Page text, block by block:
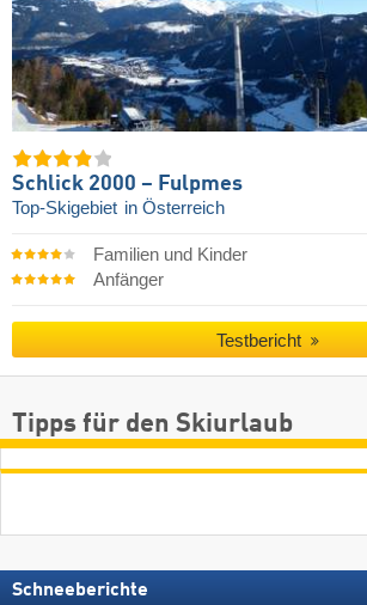
Schlick 2000 – Fulpmes
Top-Skigebiet in Österreich
Familien und Kinder
Anfänger
Testbericht
Tipps für den Skiurlaub
Schneeberichte